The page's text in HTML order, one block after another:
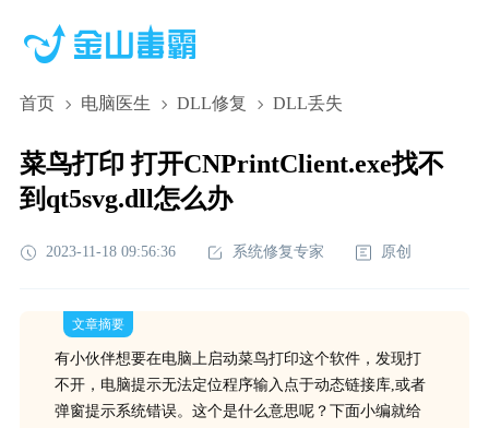
首页 电脑医生 DLL修复 DLL丢失
菜鸟打印 打开CNPrintClient.exe找不
到qt5svg.dll怎么办
2023-11-18 09:56:36 系统修复专家 原创
文章摘要
有小伙伴想要在电脑上启动菜鸟打印这个软件，发现打
不开，电脑提示无法定位程序输入点于动态链接库,或者
弹窗提示系统错误。这个是什么意思呢？下面小编就给